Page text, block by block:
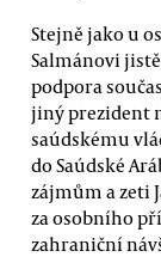
Stejně jako u
Salmánovi
podpora
jiný prezident
saúdskému
do Saúdské
zájmům a zeti
za osobního
zahraniční